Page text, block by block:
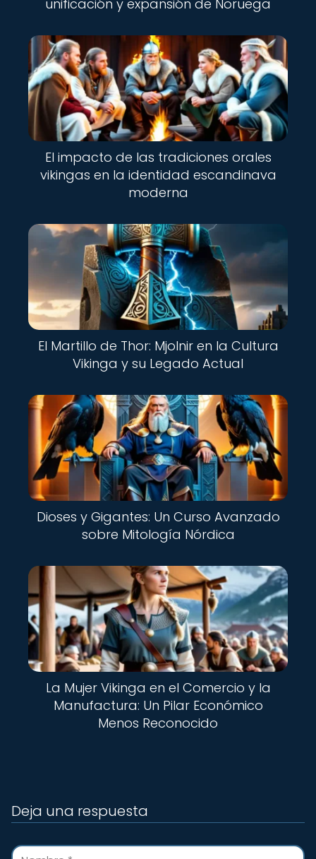
unificación y expansión de Noruega
El impacto de las tradiciones orales
vikingas en la identidad escandinava
moderna
El Martillo de Thor: Mjolnir en la Cultura
Vikinga y su Legado Actual
Dioses y Gigantes: Un Curso Avanzado
sobre Mitología Nórdica
La Mujer Vikinga en el Comercio y la
Manufactura: Un Pilar Económico
Menos Reconocido
Deja una respuesta